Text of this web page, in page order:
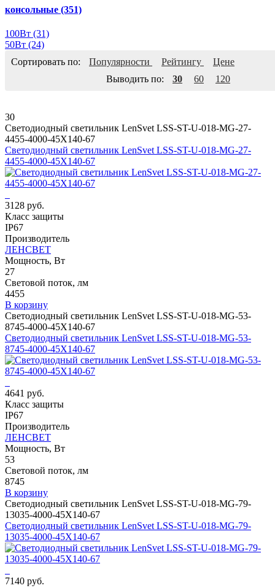
консольные (351)
100Вт (31)
50Вт (24)
Сортировать по:
Популярности Рейтингу
Цене
Выводить по:
30 60 120
30
Светодиодный светильник LenSvet LSS-ST-U-018-MG-27-
4455-4000-45X140-67
Светодиодный светильник LenSvet LSS-ST-U-018-MG-27-
4455-4000-45X140-67
3128 руб.
Класс защиты
IP67
Производитель
ЛЕНСВЕТ
Мощность, Вт
27
Световой поток, лм
4455
В корзину
Светодиодный светильник LenSvet LSS-ST-U-018-MG-53-
8745-4000-45X140-67
Светодиодный светильник LenSvet LSS-ST-U-018-MG-53-
8745-4000-45X140-67
4641 руб.
Класс защиты
IP67
Производитель
ЛЕНСВЕТ
Мощность, Вт
53
Световой поток, лм
8745
В корзину
Светодиодный светильник LenSvet LSS-ST-U-018-MG-79-
13035-4000-45X140-67
Светодиодный светильник LenSvet LSS-ST-U-018-MG-79-
13035-4000-45X140-67
7140 руб.